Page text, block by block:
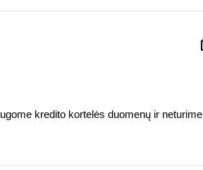
kredito kortelės duomenų ir neturime